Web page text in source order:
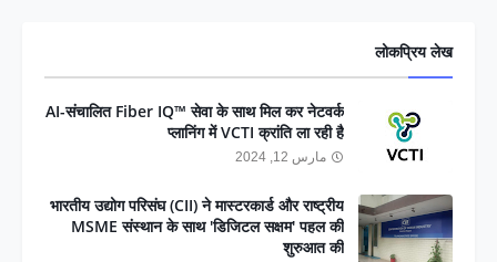
लोकप्रिय लेख
AI-संचालित Fiber IQ™ सेवा के साथ मिल कर नेटवर्क
प्लानिंग में VCTI क्रांति ला रही है
مارس 12, 2024
भारतीय उद्योग परिसंघ (CII) ने मास्टरकार्ड और राष्ट्रीय
MSME संस्थान के साथ 'डिजिटल सक्षम' पहल की
शुरुआत की